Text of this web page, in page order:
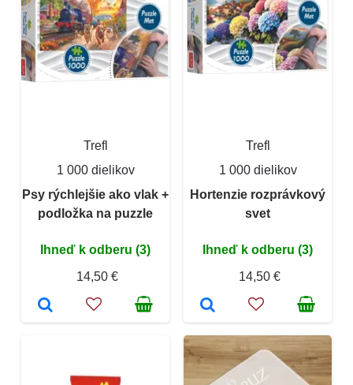
Trefl
1 000 dielikov
Psy rýchlejšie ako vlak +
podložka na puzzle
Ihneď k odberu (3)
14,50 €
Trefl
1 000 dielikov
Hortenzie rozprávkový
svet
Ihneď k odberu (3)
14,50 €